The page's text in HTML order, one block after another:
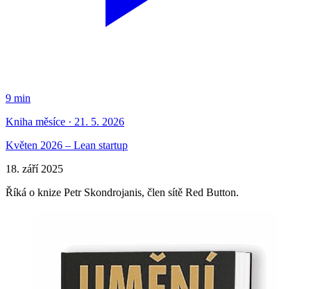
9 min
Kniha měsíce · 21. 5. 2026
Květen 2026 – Lean startup
18. září 2025
Říká o knize Petr Skondrojanis, člen sítě Red Button.